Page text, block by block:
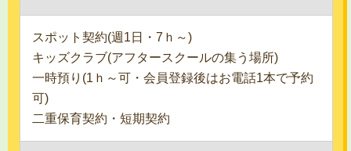
スポット契約(週1日・7ｈ～)
キッズクラブ(アフタースクールの集う場所)
一時預り(1ｈ～可・会員登録後はお電話1本で予約
可)
二重保育契約・短期契約